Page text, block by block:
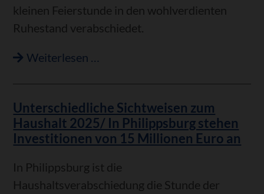
kleinen Feierstunde in den wohlverdienten
Ruhestand verabschiedet.
Weiterlesen …
Heinrich
Haag
in
den
Ruhestand
Unterschiedliche Sichtweisen zum
Haushalt 2025/ In Philippsburg stehen
Investitionen von 15 Millionen Euro an
In Philippsburg ist die
Haushaltsverabschiedung die Stunde der